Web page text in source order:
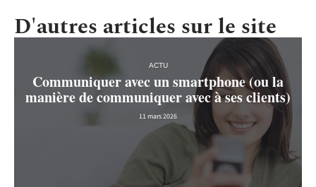
D'autres articles sur le site
ACTU
Communiquer avec un smartphone (ou la
manière de communiquer avec à ses clients)
11 mars 2026